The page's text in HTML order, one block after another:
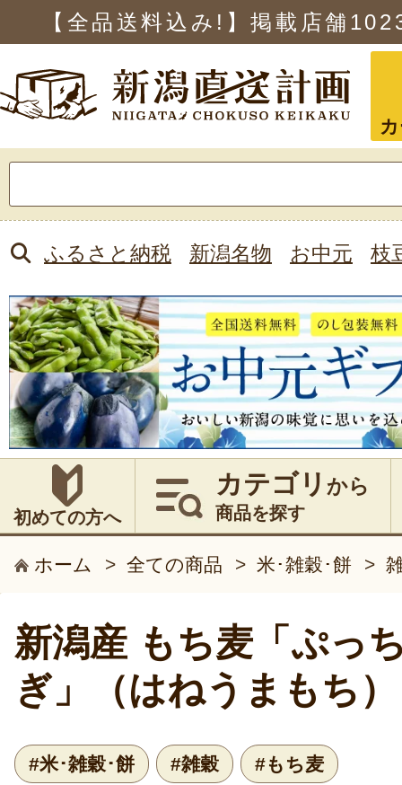
【全品送料込み!】掲載店舗
索:
ふるさと納税 新潟名物 お中元 枝
初めての方へ
カテゴリ から
商品を探す
ホーム > 全ての商品 > 米･雑穀･餅 >
新潟産 もち麦「ぷっ
ぎ」（はねうまもち）
#米･雑穀･餅 #雑穀 #もち麦